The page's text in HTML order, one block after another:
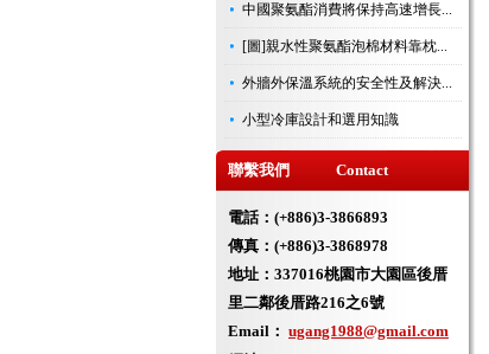
中國聚氨酯消費將保持高速增長...
[圖]親水性聚氨酯泡棉材料靠枕...
外牆外保溫系統的安全性及解決...
小型冷庫設計和選用知識
聯繫我們 Contact
電話：(+886)3-3866893
傳真：(+886)3-3868978
地址： 337016桃園市大園區後厝
里二鄰後厝路216之6號
Email： ugang1988@gmail.com